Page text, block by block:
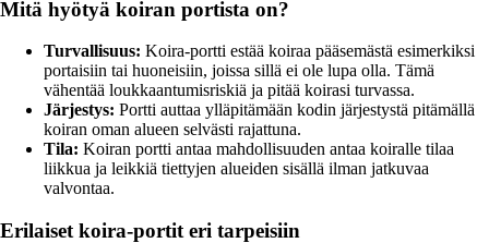
Mitä hyötyä koiran portista on?
Turvallisuus: Koira-portti estää koiraa pääsemästä esimerkiksi
portaisiin tai huoneisiin, joissa sillä ei ole lupa olla. Tämä
vähentää loukkaantumisriskiä ja pitää koirasi turvassa.
Järjestys: Portti auttaa ylläpitämään kodin järjestystä pitämällä
koiran oman alueen selvästi rajattuna.
Tila: Koiran portti antaa mahdollisuuden antaa koiralle tilaa
liikkua ja leikkiä tiettyjen alueiden sisällä ilman jatkuvaa
valvontaa.
Erilaiset koira-portit eri tarpeisiin